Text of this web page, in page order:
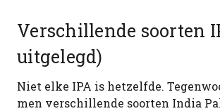
Verschillende soorten
uitgelegd)
Niet elke IPA is hetzelfde.
men verschillende soorten India